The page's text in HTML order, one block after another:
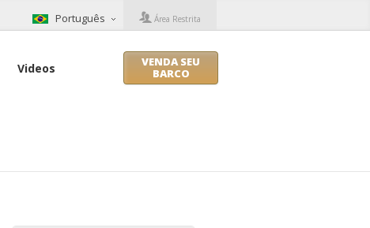
Português Área Restrita
Videos
VENDA SEU
BARCO